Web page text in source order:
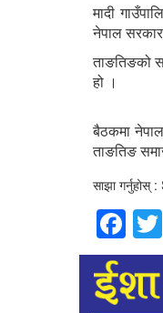
मादी
नेपाल सरकार
ताङतिङको
हो ।
बैठकमा
ताङतिङ
साझा गर्नुहोस्